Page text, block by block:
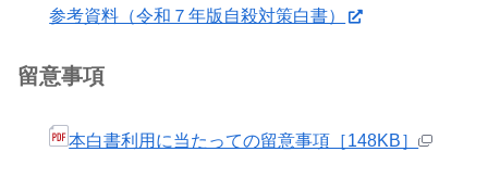
参考資料（令和７年版自殺対策白書）
留意事項
本白書利用に当たっての留意事項［148KB］